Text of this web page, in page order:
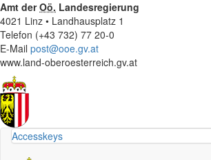
Amt derOö. Landesregierung
4021 Linz • Landhausplatz 1
Telefon (+43 732) 77 20-0
E-Mail post@ooe.gv.at
www.land-oberoesterreich.gv.at
Accesskeys